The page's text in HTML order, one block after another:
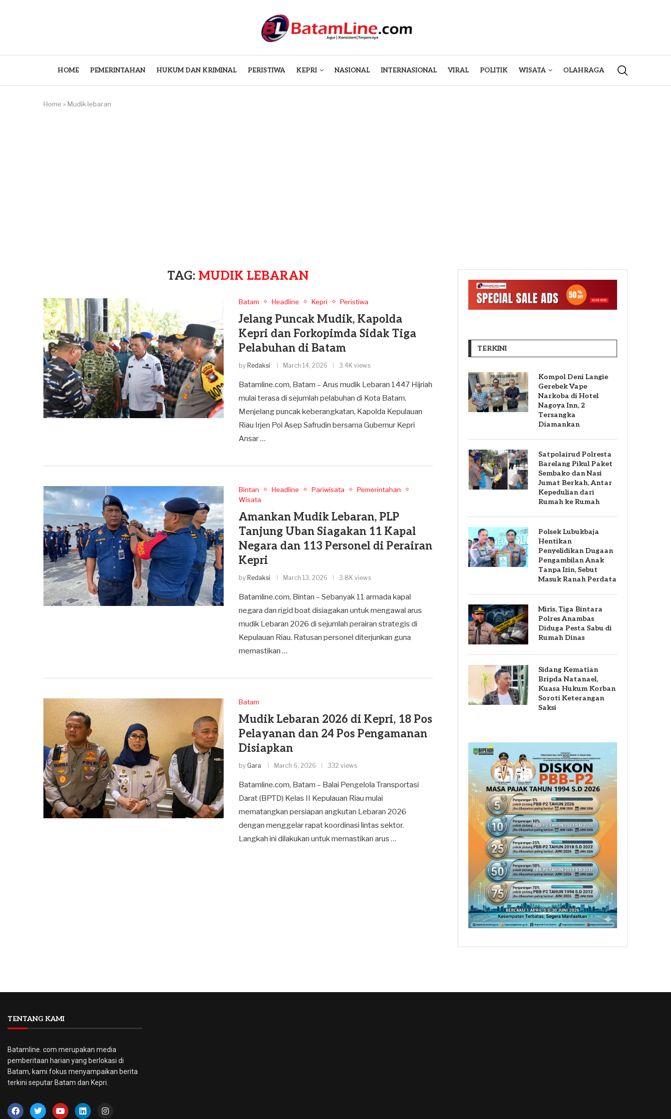
HOME PEMERINTAHAN HUKUM DAN KRIMINAL PERISTIWA KEPRI NASIONAL INTERNASIONAL VIRAL POLITIK WISATA OLAHRAGA
Home » Mudik lebaran
TAG: MUDIK LEBARAN
Batam Headline Kepri Peristiwa
Jelang Puncak Mudik, Kapolda
Kepri dan Forkopimda Sidak Tiga
Pelabuhan di Batam
by Redaksi March 14, 2026 3.4K views
Batamline.com, Batam – Arus mudik Lebaran 1447 Hijriah
mulai terasa di sejumlah pelabuhan di Kota Batam.
Menjelang puncak keberangkatan, Kapolda Kepulauan
Riau Irjen Pol Asep Safrudin bersama Gubernur Kepri
Ansar …
Bintan Headline Pariwisata
Pemerintahan
Wisata
Amankan Mudik Lebaran, PLP
Tanjung Uban Siagakan 11 Kapal
Negara dan 113 Personel di Perairan
Kepri
by Redaksi March 13, 2026 3.8K views
Batamline.com, Bintan – Sebanyak 11 armada kapal
negara dan rigid boat disiagakan untuk mengawal arus
mudik Lebaran 2026 di sejumlah perairan strategis di
Kepulauan Riau. Ratusan personel diterjunkan guna
memastikan …
Batam
Mudik Lebaran 2026 di Kepri, 18 Pos
Pelayanan dan 24 Pos Pengamanan
Disiapkan
by Gara March 6, 2026 332 views
Batamline.com, Batam – Balai Pengelola Transportasi
Darat (BPTD) Kelas II Kepulauan Riau mulai
mematangkan persiapan angkutan Lebaran 2026
dengan menggelar rapat koordinasi lintas sektor.
Langkah ini dilakukan untuk memastikan arus …
TERKINI
Kompol Deni Langie
Gerebek Vape
Narkoba di Hotel
Nagoya Inn, 2
Tersangka
Diamankan
Satpolairud Polresta
Barelang Pikul Paket
Sembako dan Nasi
Jumat Berkah, Antar
Kepedulian dari
Rumah ke Rumah
Polsek Lubukbaja
Hentikan
Penyelidikan Dugaan
Pengambilan Anak
Tanpa Izin, Sebut
Masuk Ranah Perdata
Miris, Tiga Bintara
Polres Anambas
Diduga Pesta Sabu di
Rumah Dinas
Sidang Kematian
Bripda Natanael,
Kuasa Hukum Korban
Soroti Keterangan
Saksi
TENTANG KAMI
Batamline. com merupakan media
pemberitaan harian yang berlokasi di
Batam, kami fokus menyampaikan berita
terkini seputar Batam dan Kepri.